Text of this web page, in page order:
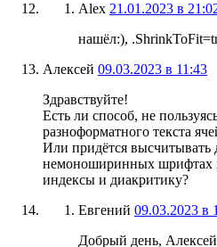
Alex 21.01.2023 в
нашёл:),
Алексей 09.03.2023 в 11:43
Здравствуйте!
Есть ли способ, не
разноформатного текста
Или придётся высчитывать
немоноширинных шрифтах
индексы и диакритику?
Евгений 09.03.2023 в
Добрый день,